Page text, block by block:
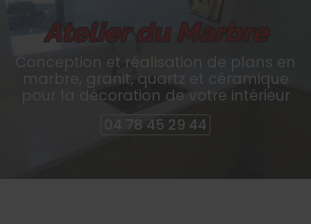
Atelier du Marbre
Conception et réalisation de plans en
marbre, granit, quartz et céramique
pour la décoration de votre intérieur
04 78 45 29 44
Atelier du Marbre